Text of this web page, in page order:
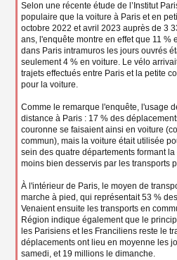
Selon une récente étude de l’Institut
populaire que la voiture à Paris et en
octobre 2022 et avril 2023 auprès de 3
ans, l'enquête montre en effet que 11 %
dans Paris intramuros les jours ouvrés
seulement 4 % en voiture. Le vélo
trajets effectués entre Paris et la petite
pour la voiture.
Comme le remarque l'enquête, l'usage
distance à Paris : 17 % des
couronne se faisaient ainsi en voiture
commun), mais la voiture était utilisée
sein des quatre départements formant
moins bien desservis par les transports
À l'intérieur de Paris, le moyen de
marche à pied, qui représentait 53 %
Venaient ensuite les transports en
Région indique également que le
les Parisiens et les Franciliens reste le
déplacements ont lieu en moyenne les
samedi, et 19 millions le dimanche.